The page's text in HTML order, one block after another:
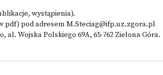
wystąpienia).
pdf) pod adresem M.Steciag@ifp.uz.zgora.pl
Wojska Polskiego 69A, 65-762 Zielona Góra.